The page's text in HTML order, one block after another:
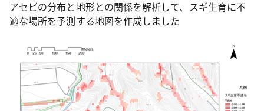
アセビの分布と地形との関係を解析して、スギ生育に不
適な場所を予測する地図を作成しました